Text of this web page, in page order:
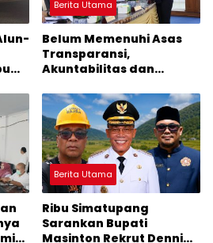
Berita Utama
Belum Memenuhi Asas
Transparansi,
Akuntabilitas dan
DPRD Tolak Ranperda
Pertanggungjawaban
APBD Tapteng 2025
Berita Utama
Ribu Simatupang
Sarankan Bupati
Masinton Rekrut Denni